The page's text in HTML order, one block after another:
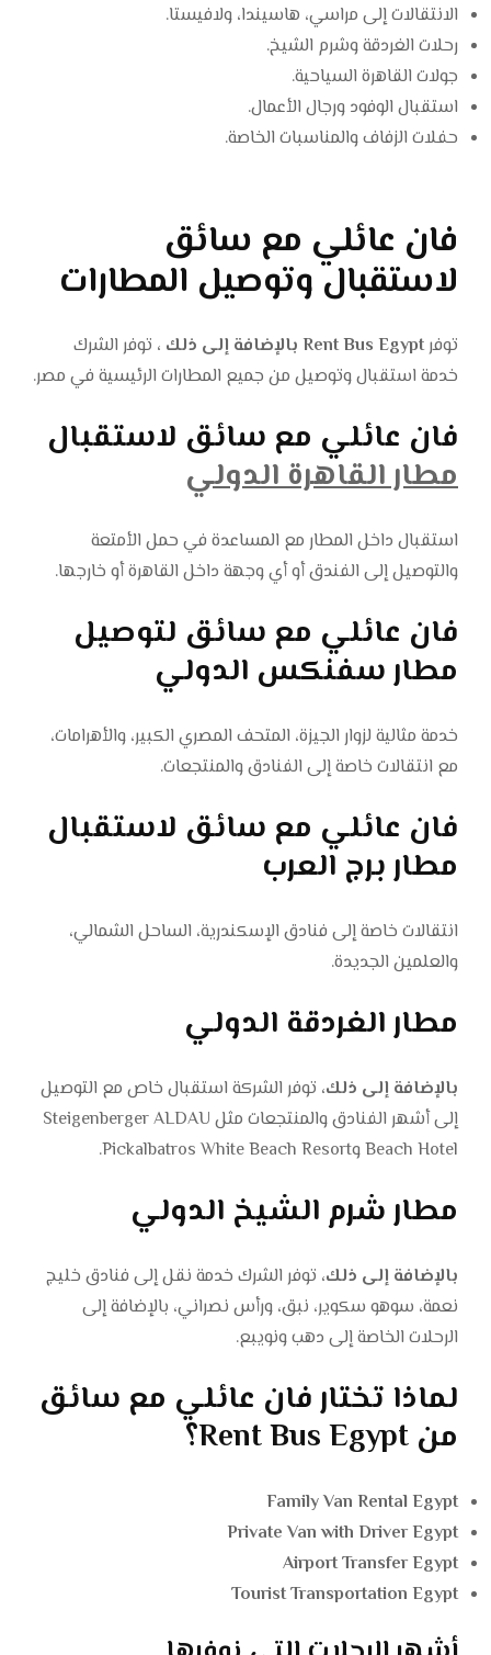
الانتقالات إلى مراسي، هاسيندا، ولافيستا.
رحلات الغردقة وشرم الشيخ.
جولات القاهرة السياحية.
استقبال الوفود ورجال الأعمال.
حفلات الزفاف والمناسبات الخاصة.
فان عائلي مع سائق
لاستقبال وتوصيل المطارات
توفرRent Bus Egypt بالإضافة إلى ذلك ،
توفر الشرك
خدمة استقبال وتوصيل من جميع المطارات الرئيسية في مصر.
فان عائلي مع سائق لاستقبال
مطار القاهرة الدولي
استقبال داخل المطار مع المساعدة في حمل الأمتعة
والتوصيل إلى الفندق أو أي وجهة داخل القاهرة أو خارجها.
فان عائلي مع سائق لتوصيل
مطار سفنكس الدولي
خدمة مثالية لزوار الجيزة، المتحف المصري الكبير، والأهرامات،
مع انتقالات خاصة إلى الفنادق والمنتجعات.
فان عائلي مع سائق لاستقبال
مطار برج العرب
انتقالات خاصة إلى فنادق الإسكندرية، الساحل الشمالي،
والعلمين الجديدة.
مطار الغردقة الدولي
بالإضافة إلى ذلك، توفر الشركة استقبال خاص مع التوصيل
إلى أشهر الفنادق والمنتجعات مثل Steigenberger ALDAU
Beach Hotel وPickalbatros White Beach Resort.
مطار شرم الشيخ الدولي
بالإضافة إلى ذلك، توفر الشرك خدمة نقل إلى فنادق خليج
نعمة، سوهو سكوير، نبق، ورأس نصراني، بالإضافة إلى
الرحلات الخاصة إلى دهب ونويبع.
لماذا تختار فان عائلي مع سائق
من Rent Bus Egypt؟
Family Van Rental Egypt
Private Van with Driver Egypt
Airport Transfer Egypt
Tourist Transportation Egypt